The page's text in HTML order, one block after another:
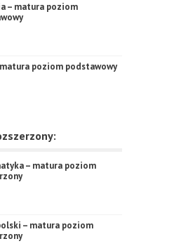
– matura poziom
matura poziom podstawowy
– matura poziom
– matura poziom